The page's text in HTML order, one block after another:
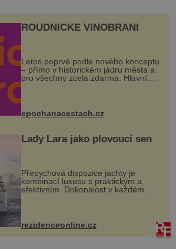
ROUDNICKÉ VINOBRANÍ
Letos poprvé podle nového konceptu
– přímo v historickém jádru města a
pro všechny zcela zdarma. Hlavní
program se odehraje na Karlově a
mohou těšit na víno, burčák, pes...
epochanacestach.cz
Lady Lara jako plovoucí sen
Přepychová dispozice jachty je
kombinací luxusu s praktickým a
efektivním. Dokonalost v každém
detailu představuje značka Fendi
Casa, kterou byly vybaveny její
paluby. Monacký přístav nabízí
každoročn...
rezidenceonline.cz